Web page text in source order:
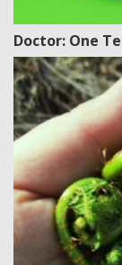
Doctor: One